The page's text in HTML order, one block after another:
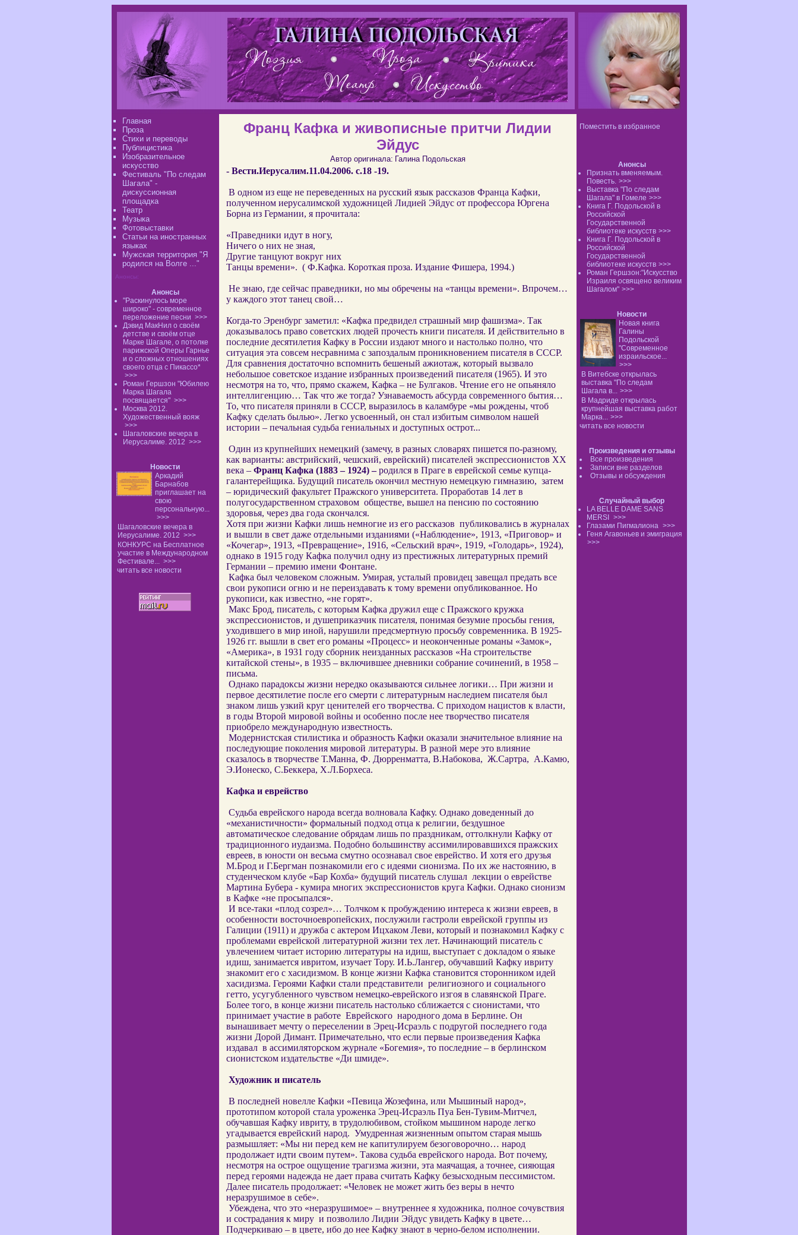
Поместить в избранное
Анонсы
Признать вменяемым.
Повесть. >>>
Выставка "По следам
Шагала" в Гомеле >>>
Книга Г. Подольской в
Российской
Государственной
библиотеке искусств >>>
Книга Г. Подольской в
Российской
Государственной
библиотеке искусств >>>
Роман Гершзон:"Искусство
Израиля освящено великим
Шагалом" >>>
Новости
Новая книга
Галины
Подольской
"Современное
израильское...
>>>
В Витебске открылась
выставка "По следам
Шагала в... >>>
В Мадриде открылась
крупнейшая выставка работ
Марка... >>>
читать все новости
Произведения и отзывы
Все произведения
Записи вне разделов
Отзывы и обсуждения
Случайный выбор
LA BELLE DAME SANS
MERSI >>>
Глазами Пигмалиона >>>
Геня Агавоньев и эмиграция
>>>
Главная
Проза
Стихи и переводы
Публицистика
Изобразительное
искусство
Фестиваль "По следам
Шагала" -
дискуссионная
площадка
Театр
Музыка
Фотовыставки
Статьи на иностранных
языках
Мужская территория "Я
родился на Волге ..."
Анонсы:
Анонсы
"Раскинулось море
широко" - современное
переложение песни >>>
Дэвид МакНил о своём
детстве и своём отце
Марке Шагале, о потолке
парижской Оперы Гарнье
и о сложных отношениях
своего отца с Пикассо*
>>>
Роман Гершзон "Юбилею
Марка Шагала
посвящается" >>>
Москва 2012.
Художественный вояж
>>>
Шагаловские вечера в
Иерусалиме. 2012 >>>
Новости
Аркадий
Барнабов
приглашает на
свою
персональную...
>>>
Шагаловские вечера в
Иерусалиме. 2012 >>>
КОНКУРС на Бесплатное
участие в Международном
Фестивале... >>>
читать все новости
Франц Кафка и живописные притчи Лидии
Эйдус
Автор оригинала: Галина Подольская
- Вести.Иерусалим.11.04.2006. с.18 -19.
В одном из еще не переведенных на русский язык рассказов Франца Кафки,
полученном иерусалимской художницей Лидией Эйдус от профессора Юргена
Борна из Германии, я прочитала:
«Праведники идут в ногу,
Ничего о них не зная,
Другие танцуют вокруг них
Танцы времени». ( Ф.Кафка. Короткая проза. Издание Фишера, 1994.)
Не знаю, где сейчас праведники, но мы обречены на «танцы времени». Впрочем…
у каждого этот танец свой…
Когда-то Эренбург заметил: «Кафка предвидел страшный мир фашизма». Так
доказывалось право советских людей прочесть книги писателя. И действительно в
последние десятилетия Кафку в России издают много и настолько полно, что
ситуация эта совсем несравнима с запоздалым проникновением писателя в СССР.
Для сравнения достаточно вспомнить бешеный ажиотаж, который вызвало
небольшое советское издание избранных произведений писателя (1965). И это
несмотря на то, что, прямо скажем, Кафка – не Булгаков. Чтение его не опьяняло
интеллигенцию… Так что же тогда? Узнаваемость абсурда современного бытия…
То, что писателя приняли в СССР, выразилось в каламбуре «мы рождены, чтоб
Кафку сделать былью». Легко усвоенный, он стал избитым символом нашей
истории – печальная судьба гениальных и доступных острот...
Один из крупнейших немецкий (замечу, в разных словарях пишется по-разному,
как варианты: австрийский, чешский, еврейский) писателей экспрессионистов ХХ
века – Франц Кафка (1883 – 1924) –родился в Праге в еврейской семье купца-
галантерейщика. Будущий писатель окончил местную немецкую гимназию, затем
– юридический факультет Пражского университета. Проработав 14 лет в
полугосударственном страховом обществе, вышел на пенсию по состоянию
здоровья, через два года скончался.
Хотя при жизни Кафки лишь немногие из его рассказов публиковались в журналах
и вышли в свет даже отдельными изданиями («Наблюдение», 1913, «Приговор» и
«Кочегар», 1913, «Превращение», 1916, «Сельский врач», 1919, «Голодарь», 1924),
однако в 1915 году Кафка получил одну из престижных литературных премий
Германии – премию имени Фонтане.
Кафка был человеком сложным. Умирая, усталый провидец завещал предать все
свои рукописи огню и не переиздавать к тому времени опубликованное. Но
рукописи, как известно, «не горят».
Макс Брод, писатель, с которым Кафка дружил еще с Пражского кружка
экспрессионистов, и душеприказчик писателя, понимая безумие просьбы гения,
уходившего в мир иной, нарушили предсмертную просьбу современника. В 1925-
1926 гг. вышли в свет его романы «Процесс» и неоконченные романы «Замок»,
«Америка», в 1931 году сборник неизданных рассказов «На строительстве
китайской стены», в 1935 – включившее дневники собрание сочинений, в 1958 –
письма.
Однако парадоксы жизни нередко оказываются сильнее логики… При жизни и
первое десятилетие после его смерти с литературным наследием писателя был
знаком лишь узкий круг ценителей его творчества. С приходом нацистов к власти,
в годы Второй мировой войны и особенно после нее творчество писателя
приобрело международную известность.
Модернистская стилистика и образность Кафки оказали значительное влияние на
последующие поколения мировой литературы. В разной мере это влияние
сказалось в творчестве Т.Манна, Ф. Дюрренматта, В.Набокова, Ж.Сартра, А.Камю,
Э.Ионеско, С.Беккера, Х.Л.Борхеса.
Кафка и еврейство
Судьба еврейского народа всегда волновала Кафку. Однако доведенный до
«механистичности» формальный подход отца к религии, бездушное
автоматическое следование обрядам лишь по праздникам, оттолкнули Кафку от
традиционного иудаизма. Подобно большинству ассимилировавшихся пражских
евреев, в юности он весьма смутно осознавал свое еврейство. И хотя его друзья
М.Брод и Г.Бергман познакомили его с идеями сионизма. По их же настоянию, в
студенческом клубе «Бар Кохба» будущий писатель слушал лекции о еврействе
Мартина Бубера - кумира многих экспрессионистов круга Кафки. Однако сионизм
в Кафке «не просыпался».
И все-таки «плод созрел»… Толчком к пробуждению интереса к жизни евреев, в
особенности восточноевропейских, послужили гастроли еврейской группы из
Галиции (1911) и дружба с актером Ицхаком Леви, который и познакомил Кафку с
проблемами еврейской литературной жизни тех лет. Начинающий писатель с
увлечением читает историю литературы на идиш, выступает с докладом о языке
идиш, занимается ивритом, изучает Тору. И.Ь.Лангер, обучавший Кафку ивриту
знакомит его с хасидизмом. В конце жизни Кафка становится сторонником идей
хасидизма. Героями Кафки стали представители религиозного и социального
гетто, усугубленного чувством немецко-еврейского изгоя в славянской Праге.
Более того, в конце жизни писатель настолько сближается с сионистами, что
принимает участие в работе Еврейского народного дома в Берлине. Он
вынашивает мечту о переселении в Эрец-Исраэль с подругой последнего года
жизни Дорой Димант. Примечательно, что если первые произведения Кафка
издавал в ассимиляторском журнале «Богемия», то последние – в берлинском
сионистском издательстве «Ди шмиде».
Художник и писатель
В последней новелле Кафки «Певица Жозефина, или Мышиный народ»,
прототипом которой стала уроженка Эрец-Исраэль Пуа Бен-Тувим-Митчел,
обучавшая Кафку ивриту, в трудолюбивом, стойком мышином народе легко
угадывается еврейский народ. Умудренная жизненным опытом старая мышь
размышляет: «Мы ни перед кем не капитулируем безоговорочно… народ
продолжает идти своим путем». Такова судьба еврейского народа. Вот почему,
несмотря на острое ощущение трагизма жизни, эта маячащая, а точнее, сияющая
перед героями надежда не дает права считать Кафку безысходным пессимистом.
Далее писатель продолжает: «Человек не может жить без веры в нечто
неразрушимое в себе».
Убеждена, что это «неразрушимое» – внутреннее я художника, полное сочувствия
и сострадания к миру и позволило Лидии Эйдус увидеть Кафку в цвете…
Подчеркиваю – в цвете, ибо до нее Кафку знают в черно-белом исполнении.